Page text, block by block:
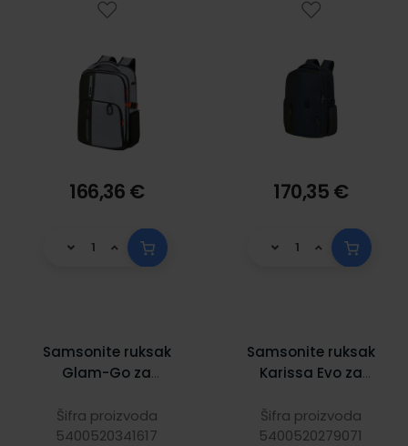
166,36 € 170,35 €
Samsonite ruksak
Glam-Go za
14", 15,5 L, crni
Šifra proizvoda
5400520341617
Samsonite ruksak
Karissa Evo za
15.6", crni
Šifra proizvoda
5400520279071